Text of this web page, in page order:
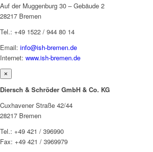
Auf der Muggenburg 30 – Gebäude 2
28217 Bremen
Tel.: +49 1522 / 944 80 14
Email: info@ish-bremen.de
Internet: www.ish-bremen.de
×
Diersch & Schröder GmbH & Co. KG
Cuxhavener Straße 42/44
28217 Bremen
Tel.: +49 421 / 396990
Fax: +49 421 / 3969979